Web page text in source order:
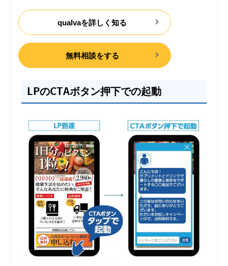
qualvaを詳しく知る
無料相談をする
LPのCTAボタン押下での起動